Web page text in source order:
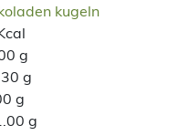
kugeln
g
g
g
g